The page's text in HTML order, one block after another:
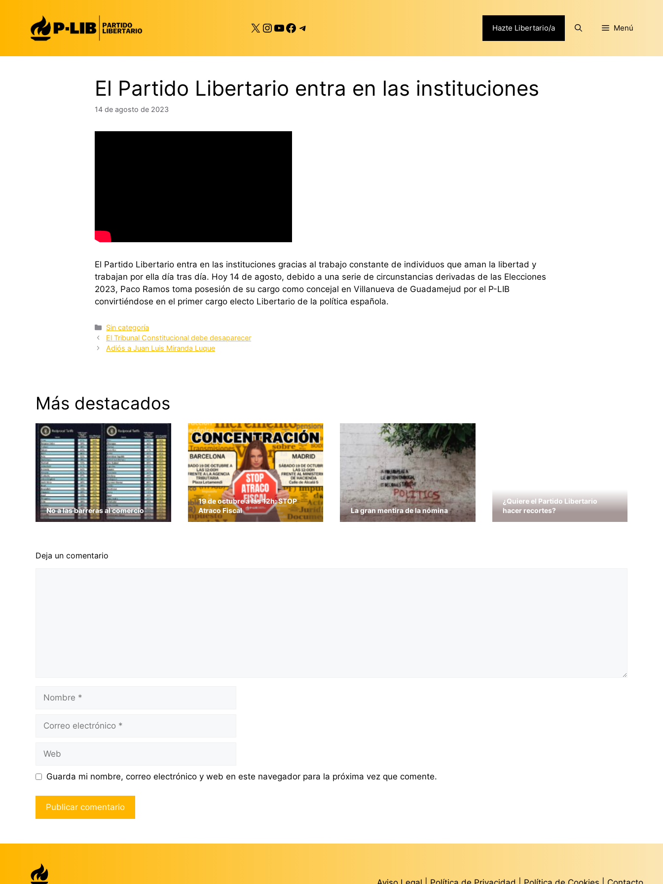
contenido
X Instagram
YouTube
Facebook
Telegram Hazte Libertario/a Menú
El Partido Libertario entra en las instituciones
14 de agosto de 2023
El Partido Libertario entra en las instituciones gracias al trabajo constante de individuos que aman la libertad y
trabajan por ella día tras día. Hoy 14 de agosto, debido a una serie de circunstancias derivadas de las Elecciones
2023, Paco Ramos toma posesión de su cargo como concejal en Villanueva de Guadamejud por el P-LIB
convirtiéndose en el primer cargo electo Libertario de la política española.
Categorías
Sin categoría
El Tribunal Constitucional debe desaparecer
Adiós a Juan Luis Miranda Luque
Más destacados
No a las barreras al comercio
19 de octubre a las 12h: STOP
Atraco Fiscal
La gran mentira de la nómina
¿Quiere el Partido Libertario
hacer recortes?
Deja un comentario
Nombre
Correo
Web
Guarda mi nombre, correo electrónico y web en este navegador para la próxima vez que comente.